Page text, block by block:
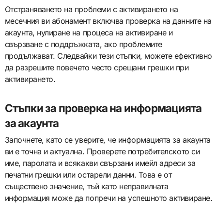
Отстраняването на проблеми с активирането на
месечния ви абонамент включва проверка на данните на
акаунта, нулиране на процеса на активиране и
свързване с поддръжката, ако проблемите
продължават. Следвайки тези стъпки, можете ефективно
да разрешите повечето често срещани грешки при
активирането.
Стъпки за проверка на информацията
за акаунта
Започнете, като се уверите, че информацията за акаунта
ви е точна и актуална. Проверете потребителското си
име, паролата и всякакви свързани имейл адреси за
печатни грешки или остарели данни. Това е от
съществено значение, тъй като неправилната
информация може да попречи на успешното активиране.